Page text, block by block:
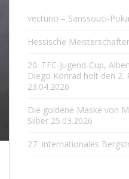
vecturio – Sanssouci-
Hessische
20. TFC-Jugend-Cup,
Diego Konrad holt den 2.
23.04.2026
Die goldene Maske von
Silber 25.03.2026
27. Internationales